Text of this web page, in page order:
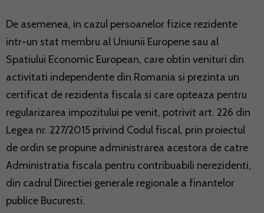
De asemenea, in cazul persoanelor fizice rezidente
intr-un stat membru al Uniunii Europene sau al
Spatiului Economic European, care obtin venituri din
activitati independente din Romania si prezinta un
certificat de rezidenta fiscala si care opteaza pentru
regularizarea impozitului pe venit, potrivit art. 226 din
Legea nr. 227/2015 privind Codul fiscal, prin proiectul
de ordin se propune administrarea acestora de catre
Administratia fiscala pentru contribuabili nerezidenti,
din cadrul Directiei generale regionale a finantelor
publice Bucuresti.